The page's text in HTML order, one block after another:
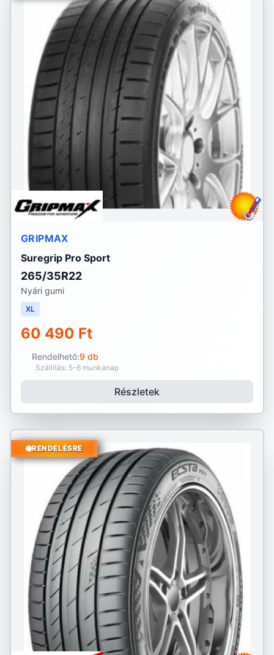
GRIPMAX
Suregrip Pro Sport
265/35R22
Nyári gumi
XL
60 490 Ft
Rendelhető:9 db
Szállítás: 5-6 munkanap
Részletek
RENDELÉSRE